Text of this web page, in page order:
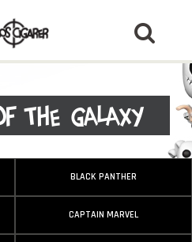
The Galaxy
BLACK PANTHER
CAPTAIN MARVEL